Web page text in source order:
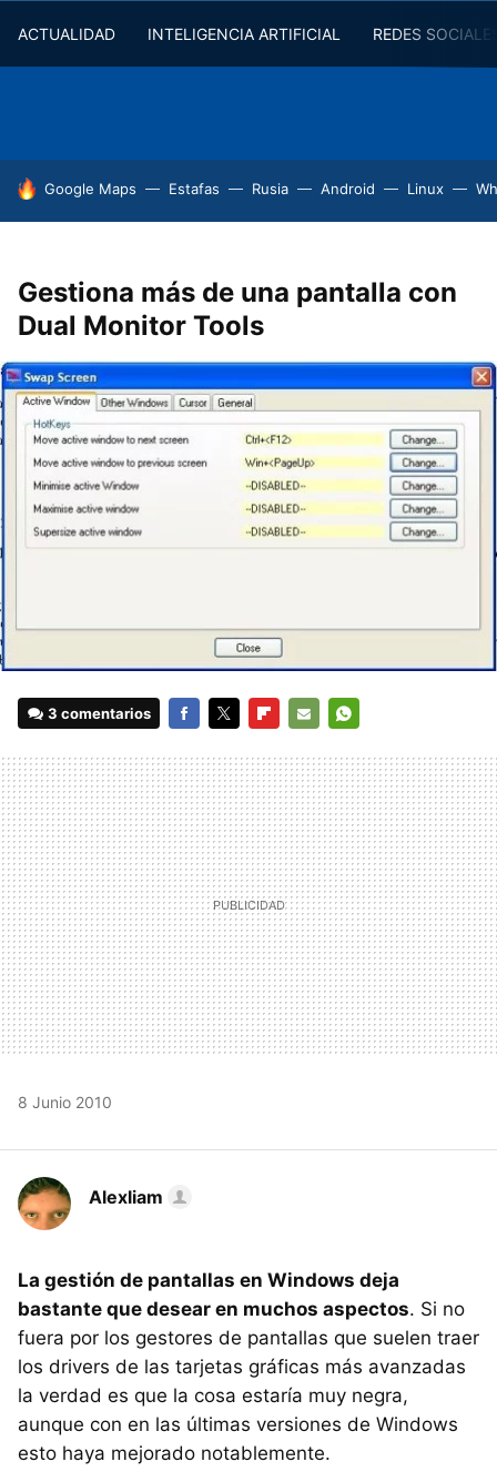
ACTUALIDAD INTELIGENCIA ARTIFICIAL REDES
HOY SE HABLA DE
Google Maps Estafas Rusia Android Linux
Gestiona más de una pantalla con
Dual Monitor Tools
3 comentarios
MAIL
8 Junio 2010
Alexliam
La gestión de pantallas en Windows deja
bastante que desear en muchos aspectos. Si no
fuera por los gestores de pantallas que suelen traer
los drivers de las tarjetas gráficas más avanzadas
la verdad es que la cosa estaría muy negra,
aunque con en las últimas versiones de Windows
esto haya mejorado notablemente.